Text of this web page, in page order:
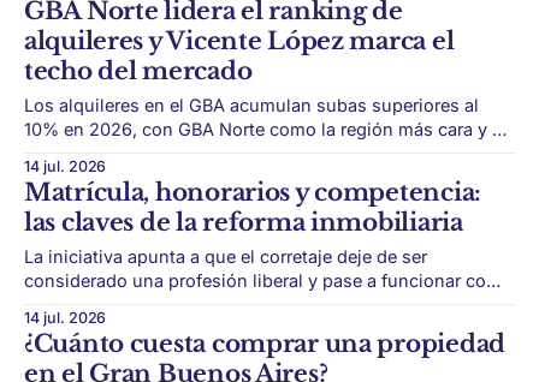
inmobiliario de la Costa Atlántica. Según el título y la
información disponible de la
GBA Norte lidera el ranking de
alquileres y Vicente López marca el
techo del mercado
Los alquileres en el GBA acumulan subas superiores al
10% en 2026, con GBA Norte como la región más cara y de
Buenos Aires también muestra fuertes diferencias internas.
Según el relevamiento de Zonaprop, los alquileres de
departamentos en el GBA acumulan
14 jul. 2026
Matrícula, honorarios y competencia:
las claves de la reforma inmobiliaria
La iniciativa apunta a que el corretaje deje de ser
considerado una profesión liberal y pase a funcionar como
prepara una reforma que puede cambiar el funcionamiento
del mercado inmobiliario. La iniciativa, impulsada por
Federico Sturzenegger, busca reducir regulaciones,
14 jul. 2026
¿Cuánto cuesta comprar una propiedad
en el Gran Buenos Aires?